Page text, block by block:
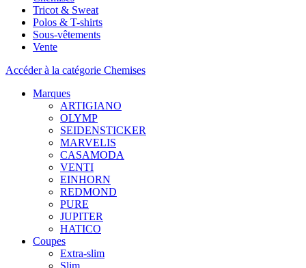
Tricot & Sweat
Polos & T-shirts
Sous-vêtements
Vente
Accéder à la catégorie Chemises
Marques
ARTIGIANO
OLYMP
SEIDENSTICKER
MARVELIS
CASAMODA
VENTI
EINHORN
REDMOND
PURE
JUPITER
HATICO
Coupes
Extra-slim
Slim